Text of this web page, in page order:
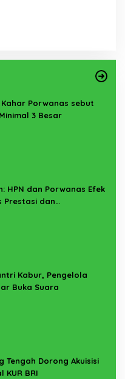
Porwanas sebut
3 Besar
HPN dan Porwanas Efek
Prestasi dan
Kabur, Pengelola
Buka Suara
Tengah Dorong Akuisisi
KUR BRI